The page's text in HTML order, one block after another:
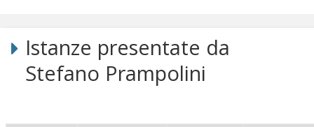
Salta
navigazione
Istanze presentate da
Stefano Prampolini